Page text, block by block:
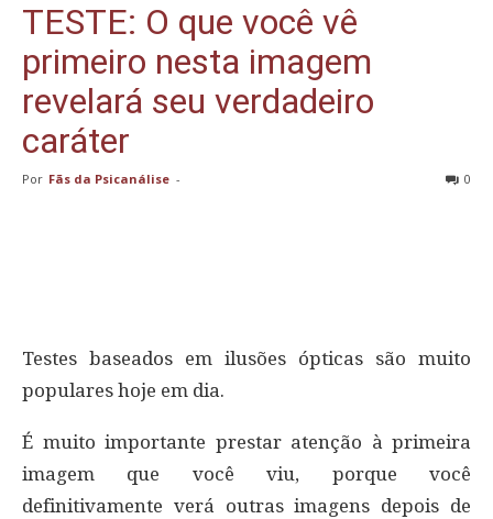
TESTE: O que você vê
primeiro nesta imagem
revelará seu verdadeiro
caráter
Por Fãs da Psicanálise - 0
Testes baseados em ilusões ópticas são muito
populares hoje em dia.
É muito importante prestar atenção à primeira
imagem que você viu, porque você
definitivamente verá outras imagens depois de